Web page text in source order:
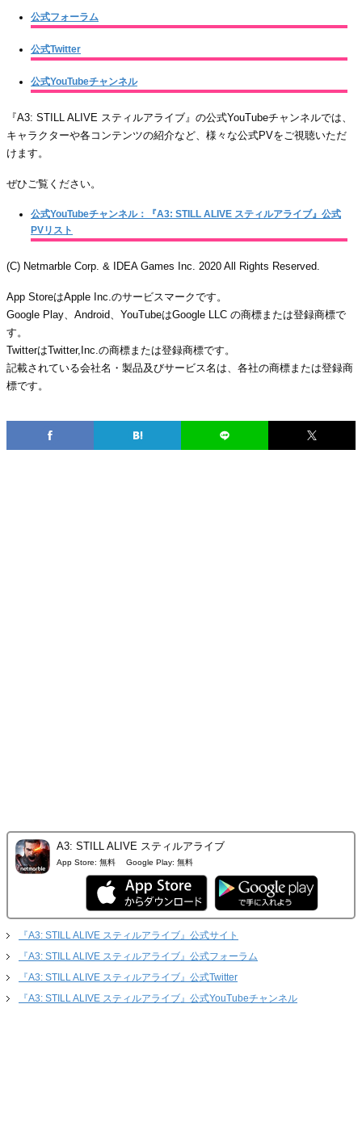
公式フォーラム
公式Twitter
公式YouTubeチャンネル
『A3: STILL ALIVE スティルアライブ』の公式YouTubeチャンネルでは、
キャラクターや各コンテンツの紹介など、様々な公式PVをご視聴いただ
けます。
ぜひご覧ください。
公式YouTubeチャンネル：『A3: STILL ALIVE スティルアライブ』公式
PVリスト
(C) Netmarble Corp. & IDEA Games Inc. 2020 All Rights Reserved.
App StoreはApple Inc.のサービスマークです。
Google Play、Android、YouTubeはGoogle LLC の商標または登録商標で
す。
TwitterはTwitter,Inc.の商標または登録商標です。
記載されている会社名・製品及びサービス名は、各社の商標または登録商
標です。
A3: STILL ALIVE スティルアライブ
App Store: 無料 Google Play: 無料
『A3: STILL ALIVE スティルアライブ』公式サイト
『A3: STILL ALIVE スティルアライブ』公式フォーラム
『A3: STILL ALIVE スティルアライブ』公式Twitter
『A3: STILL ALIVE スティルアライブ』公式YouTubeチャンネル